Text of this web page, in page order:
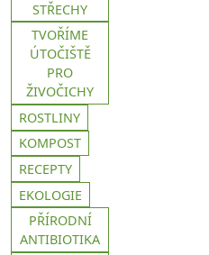
STŘECHY
TVOŘÍME
ÚTOČIŠTĚ
PRO
ŽIVOČICHY
ROSTLINY
KOMPOST
RECEPTY
EKOLOGIE
PŘÍRODNÍ
ANTIBIOTIKA